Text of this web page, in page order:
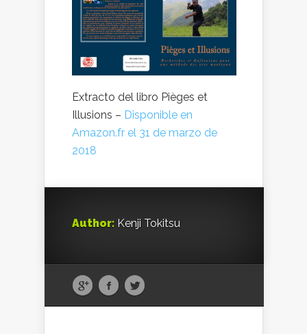
Extracto del libro Pièges et
Illusions – Disponible en
Amazon.fr el 31 de marzo de
2018
Author: Kenji Tokitsu